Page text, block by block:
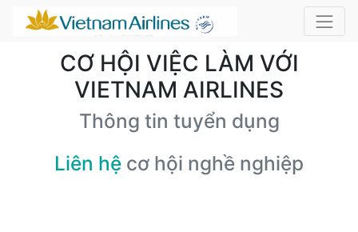
CƠ HỘI VIỆC LÀM VỚI
VIETNAM AIRLINES
Thông tin tuyển dụng
Liên hệ cơ hội nghề nghiệp